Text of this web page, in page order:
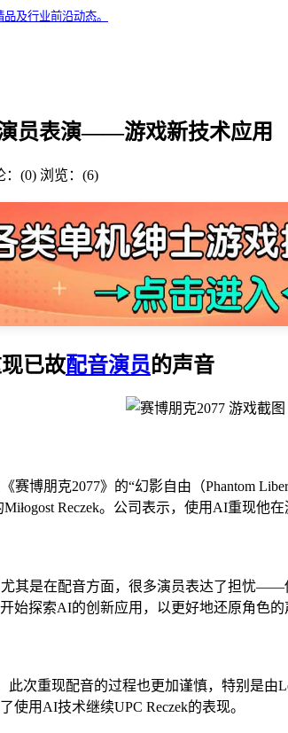
及行业前沿动态。
员表演——游戏新技术应用
：(0) 浏览：(6)
已故配音演员的声音
博朋克2077》的“幻影自由（Phantom
Reczek。公司表示，使用AI重现他
其是在配音方面，很多演员表达了担忧
始探索AI的创新应用，以更好地还原角色的
次重现配音的过程也更加谨慎，特别是由
用AI技术继续UPC Reczek的表现。